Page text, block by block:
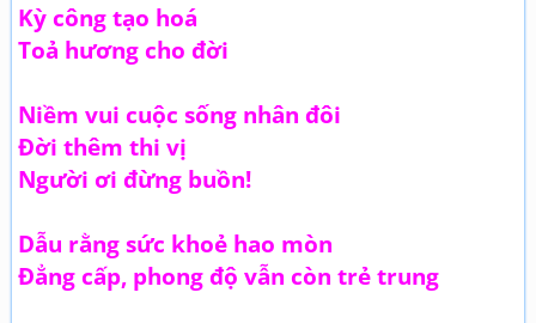
Kỳ công tạo hoá
Toả hương cho đời
Niềm vui cuộc sống nhân đôi
Đời thêm thi vị
Người ơi đừng buồn!
Dẫu rằng sức khoẻ hao mòn
Đẳng cấp, phong độ vẫn còn trẻ trung